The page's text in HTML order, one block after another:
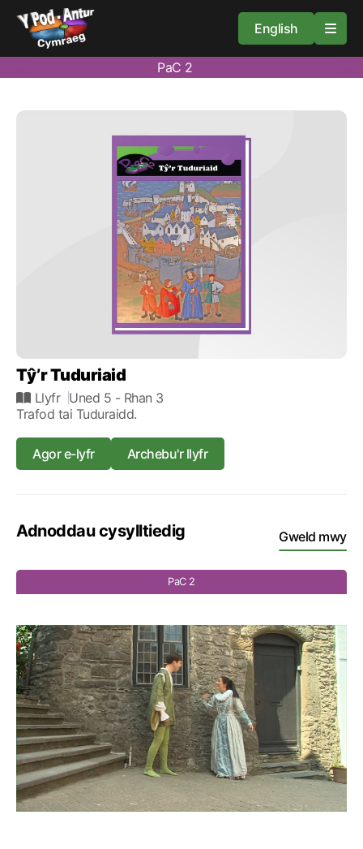
Adnoddau
Amdan
Arweiniad
English
PaC 2
Tŷ’r Tuduriaid
Llyfr Uned 5 - Rhan 3
Trafod tai Tuduraidd.
Agor e-lyfr Archebu'r llyfr
Adnoddau cysylltiedig Gweld mwy
PaC 2